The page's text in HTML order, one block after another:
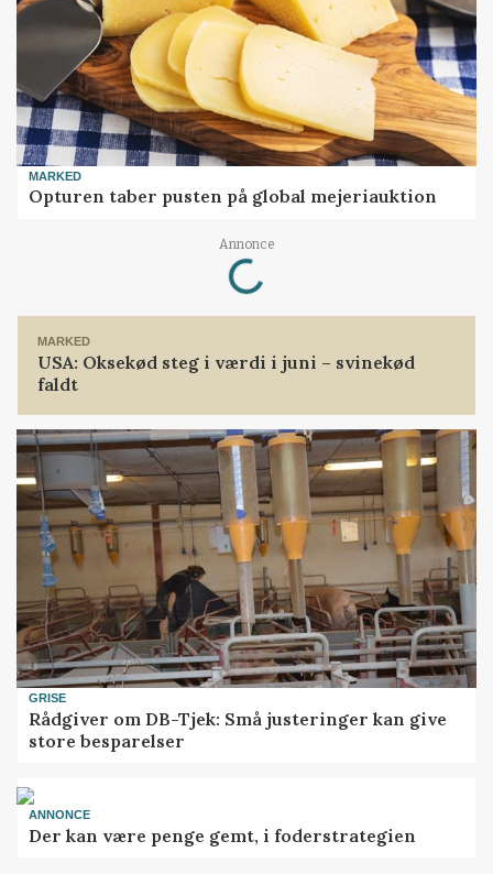
MARKED
Opturen taber pusten på global mejeriauktion
Annonce
Loading...
MARKED
USA: Oksekød steg i værdi i juni – svinekød
faldt
GRISE
Rådgiver om DB-Tjek: Små justeringer kan give
store besparelser
ANNONCE
Der kan være penge gemt, i foderstrategien